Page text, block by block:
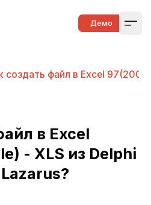
Демо
создать файл в Excel
в Excel
- XLS из Delphi